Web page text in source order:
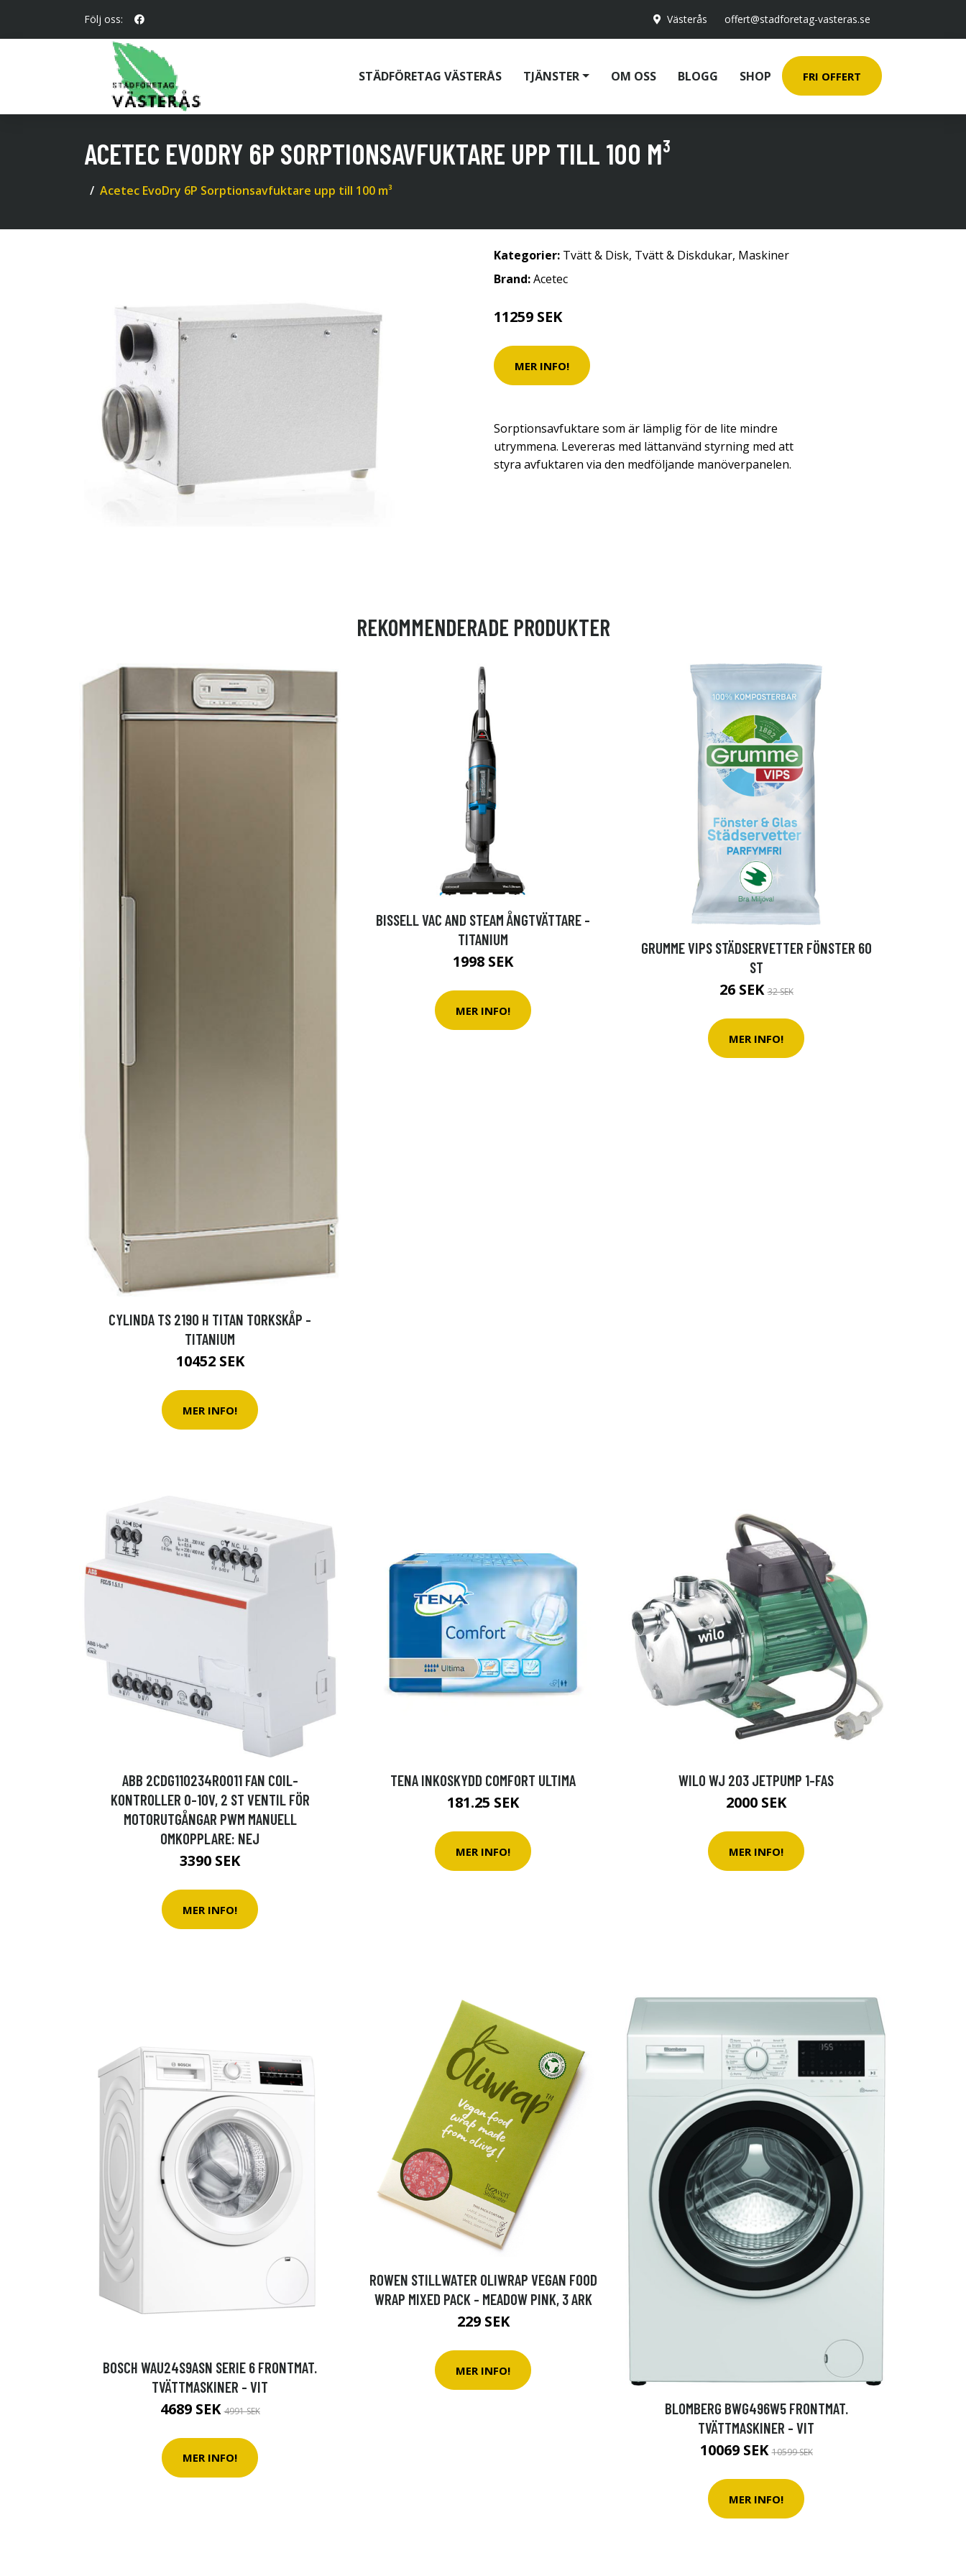
Följ oss: Västerås offert@stadforetag-vasteras.se
STÄDFÖRETAG VÄSTERÅS TJÄNSTER OM OSS BLOGG SHOP FRI OFFERT
ACETEC EVODRY 6P SORPTIONSAVFUKTARE UPP TILL 100 M³
Acetec EvoDry 6P Sorptionsavfuktare upp till 100 m³
Kategorier: Tvätt & Disk, Tvätt & Diskdukar, Maskiner
Brand:Acetec
11259 SEK
MER INFO!
Sorptionsavfuktare som är lämplig för de lite mindre
utrymmena. Levereras med lättanvänd styrning med att
styra avfuktaren via den medföljande manöverpanelen.
REKOMMENDERADE PRODUKTER
CYLINDA TS 2190 H TITAN TORKSKÅP -
TITANIUM
10452 SEK
MER INFO!
BISSELL VAC AND STEAM ÅNGTVÄTTARE -
TITANIUM
1998 SEK
MER INFO!
GRUMME VIPS STÄDSERVETTER FÖNSTER 60
ST
26 SEK32 SEK
MER INFO!
ABB 2CDG110234R0011 FAN COIL-
KONTROLLER 0-10V, 2 ST VENTIL FÖR
MOTORUTGÅNGAR PWM MANUELL
OMKOPPLARE: NEJ
3390 SEK
MER INFO!
TENA INKOSKYDD COMFORT ULTIMA
181.25 SEK
MER INFO!
WILO WJ 203 JETPUMP 1-FAS
2000 SEK
MER INFO!
BOSCH WAU24S9ASN SERIE 6 FRONTMAT.
TVÄTTMASKINER - VIT
4689 SEK4991 SEK
MER INFO!
ROWEN STILLWATER OLIWRAP VEGAN FOOD
WRAP MIXED PACK - MEADOW PINK, 3 ARK
229 SEK
MER INFO!
BLOMBERG BWG496W5 FRONTMAT.
TVÄTTMASKINER - VIT
10069 SEK10599 SEK
MER INFO!